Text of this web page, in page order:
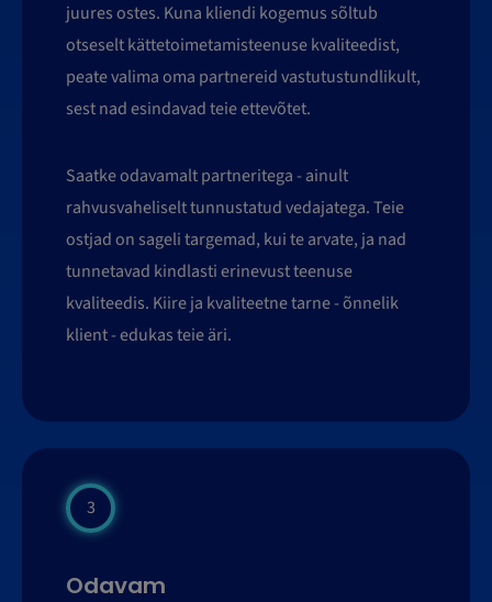
juures ostes. Kuna kliendi kogemus sõltub
otseselt kättetoimetamisteenuse kvaliteedist,
peate valima oma partnereid vastutustundlikult,
sest nad esindavad teie ettevõtet.
Saatke odavamalt partneritega - ainult
rahvusvaheliselt tunnustatud vedajatega. Teie
ostjad on sageli targemad, kui te arvate, ja nad
tunnetavad kindlasti erinevust teenuse
kvaliteedis. Kiire ja kvaliteetne tarne - õnnelik
klient - edukas teie äri.
3
Odavam